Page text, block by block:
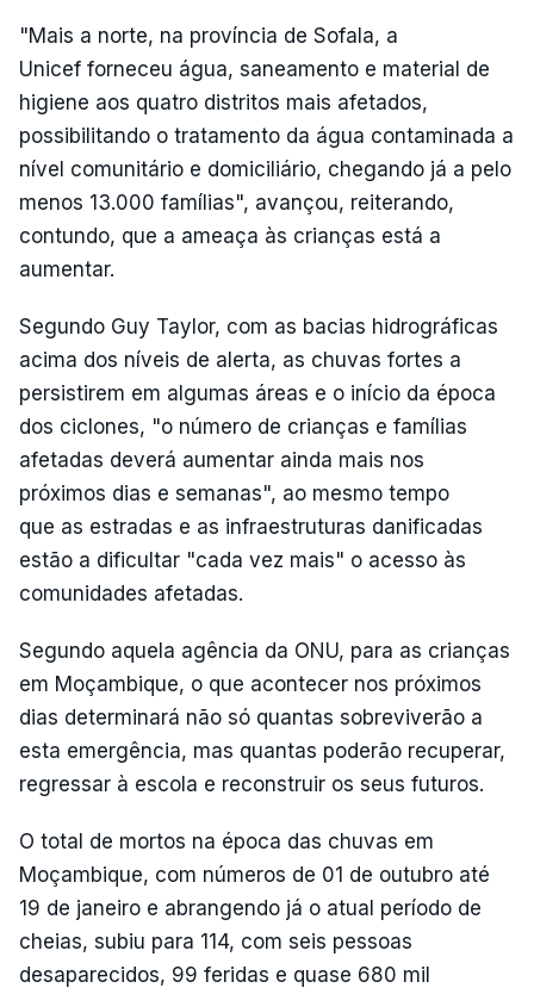
"Mais a norte, na província de Sofala, a
Unicef forneceu água, saneamento e material de
higiene aos quatro distritos mais afetados,
possibilitando o tratamento da água contaminada a
nível comunitário e domiciliário, chegando já a pelo
menos 13.000 famílias", avançou, reiterando,
contundo, que a ameaça às crianças está a
aumentar.
Segundo Guy Taylor, com as bacias hidrográficas
acima dos níveis de alerta, as chuvas fortes a
persistirem em algumas áreas e o início da época
dos ciclones, "o número de crianças e famílias
afetadas deverá aumentar ainda mais nos
próximos dias e semanas", ao mesmo tempo
que as estradas e as infraestruturas danificadas
estão a dificultar "cada vez mais" o acesso às
comunidades afetadas.
Segundo aquela agência da ONU, para as crianças
em Moçambique, o que acontecer nos próximos
dias determinará não só quantas sobreviverão a
esta emergência, mas quantas poderão recuperar,
regressar à escola e reconstruir os seus futuros.
O total de mortos na época das chuvas em
Moçambique, com números de 01 de outubro até
19 de janeiro e abrangendo já o atual período de
cheias, subiu para 114, com seis pessoas
desaparecidos, 99 feridas e quase 680 mil